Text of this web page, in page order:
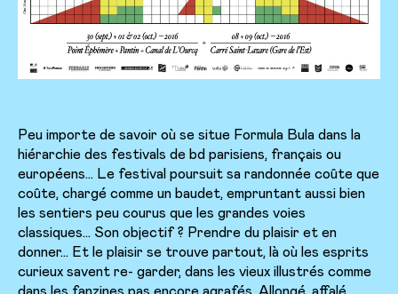
Peu importe de savoir où se situe Formula Bula dans la
hiérarchie des festivals de bd parisiens, français ou
européens... Le festival poursuit sa randonnée coûte que
coûte, chargé comme un baudet, empruntant aussi bien
les sentiers peu courus que les grandes voies
classiques... Son objectif ? Prendre du plaisir et en
donner... Et le plaisir se trouve partout, là où les esprits
curieux savent re- garder, dans les vieux illustrés comme